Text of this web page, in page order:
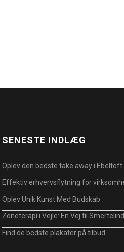
SENESTE INDLÆG
Oplev den bedste take away i Ebeltoft
Effektiv erhvervsflytning for
Oplev Unik Kunst Med Budskab
Zoneterapi i Vejle: En Vej til
Find de bedste plakater på tilbud